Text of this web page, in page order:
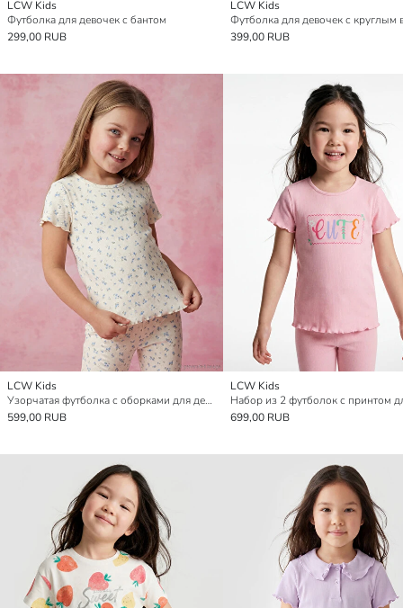
LCW Kids
Футболка для девочек с бантом
299,00 RUB
LCW Kids
399,00 RUB
LCW Kids
Узорчатая футболка с оборками для девочек
599,00 RUB
LCW Kids
699,00 RUB